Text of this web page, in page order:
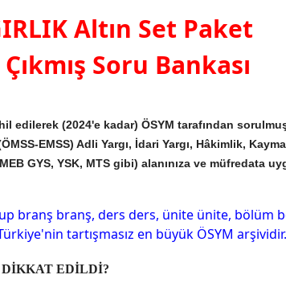
Altın Set Paket
Soru Bankası
edilerek (2024'e kadar) ÖSYM tarafından
EMSS) Adli Yargı, İdari Yargı, Hâkimlik,
GYS, YSK, MTS gibi) alanınıza ve müfredata
branş branş, ders ders, ünite ünite, bölüm
tartışmasız en büyük ÖSYM arşividir.
EDİLDİ?